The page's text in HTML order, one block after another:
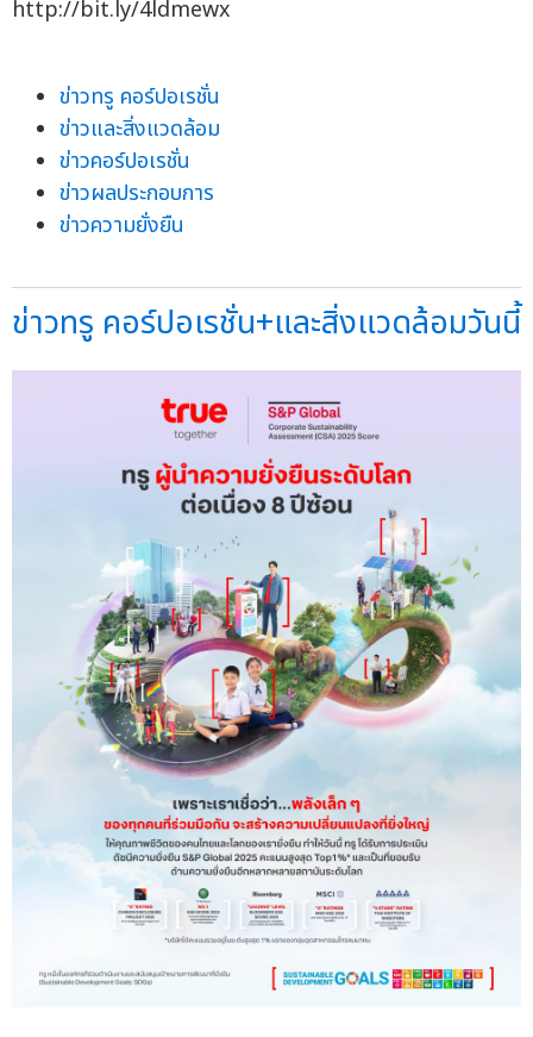
http://bit.ly/4ldmewx
ข่าวทรู คอร์ปอเรชั่น
ข่าวและสิ่งแวดล้อม
ข่าวคอร์ปอเรชั่น
ข่าวผลประกอบการ
ข่าวความยั่งยืน
ข่าวทรู คอร์ปอเรชั่น+และสิ่งแวดล้อมวันนี้